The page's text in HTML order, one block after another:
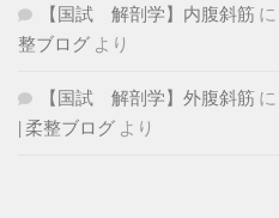
【国試 解剖学】内腹斜筋 に
整ブログ より
【国試 解剖学】外腹斜筋 に
| 柔整ブログ より